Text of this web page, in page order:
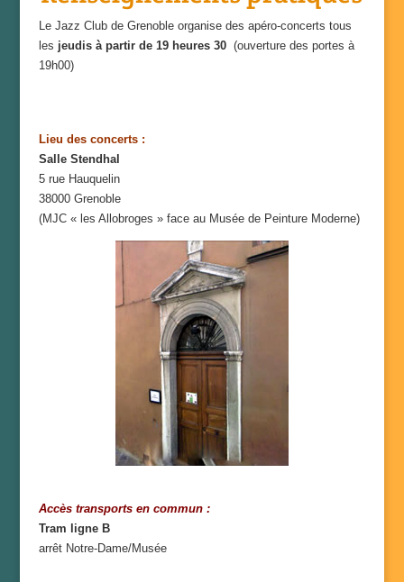
Le Jazz Club de Grenoble organise des apéro-concerts tous
les jeudis à partir de 19 heures 30 (ouverture des portes à
19h00)
Lieu des concerts :
Salle Stendhal
5 rue Hauquelin
38000 Grenoble
(MJC « les Allobroges » face au Musée de Peinture Moderne)
Accès transports en commun :
Tram ligne B
arrêt Notre-Dame/Musée